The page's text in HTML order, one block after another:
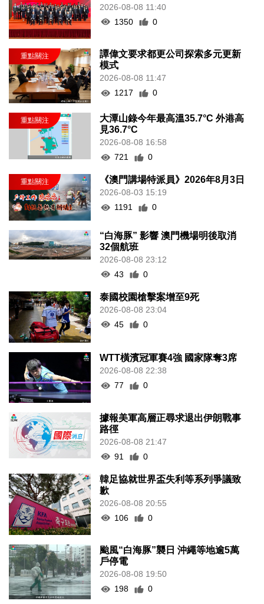
2026-08-08 11:40
1350
0
譚偉文要求都更公司探索多元更新
模式
2026-08-08 11:47
1217
0
大潭山錄今年最高溫35.7°C 外港高
見36.7°C
2026-08-08 16:58
721
0
《澳門講場特派員》2026年8月3日
2026-08-03 15:19
1191
0
“白海豚” 影響 澳門機場明後取消
32個航班
2026-08-08 23:12
43
0
泰國校園槍擊案增至9死
2026-08-08 23:04
45
0
WTT橫濱冠軍賽4強 國家隊奪3席
2026-08-08 22:38
77
0
據報美軍高層正尋求退出伊朗戰事
路徑
2026-08-08 21:47
91
0
韓足協就世界盃失利等系列爭議致
歉
2026-08-08 20:55
106
0
颱風“白海豚”襲日 沖繩等地逾5萬
戶停電
2026-08-08 19:50
198
0